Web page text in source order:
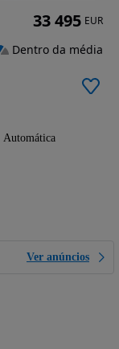
Automática
Ver anúncios
33 495 EUR
Dentro da média